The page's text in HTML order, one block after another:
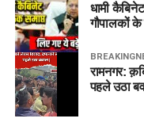
धामी
गौपालकों
रामनगर:
पहले उठा